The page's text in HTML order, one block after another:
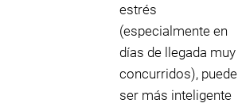
estrés
(especialmente en
días de llegada muy
concurridos), puede
ser más inteligente